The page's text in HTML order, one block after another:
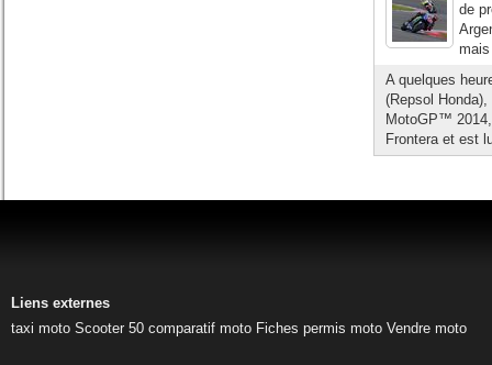
de
A quelques
(Repsol
MotoGP™
Frontera et est
Liens externes
taxi moto Scooter 50 comparatif moto Fiches permis moto Vendre moto